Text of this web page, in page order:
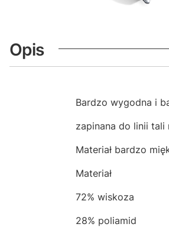
Opis
Bardzo wygodna i
zapinana do linii tali
Materiał bardzo
Materiał
72% wiskoza
28% poliamid